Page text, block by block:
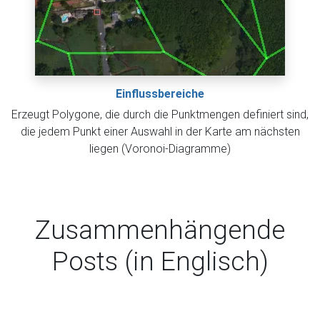
Einflussbereiche
Erzeugt Polygone, die durch die Punktmengen definiert sind,
die jedem Punkt einer Auswahl in der Karte am nächsten
liegen (Voronoi-Diagramme)
Zusammenhängende
Posts (in Englisch)